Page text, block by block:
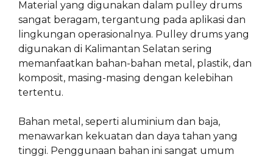
Material yang digunakan dalam pulley drums
sangat beragam, tergantung pada aplikasi dan
lingkungan operasionalnya. Pulley drums yang
digunakan di Kalimantan Selatan sering
memanfaatkan bahan-bahan metal, plastik, dan
komposit, masing-masing dengan kelebihan
tertentu.
Bahan metal, seperti aluminium dan baja,
menawarkan kekuatan dan daya tahan yang
tinggi. Penggunaan bahan ini sangat umum